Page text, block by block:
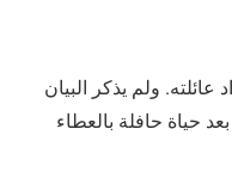
ولم يذكر البيان
حياة حافلة بالعطاء